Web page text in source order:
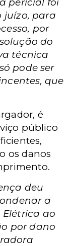
juízo, para
por
do
técnica
pode ser
que
é
público
os danos
deu
a
Elétrica ao
por dano